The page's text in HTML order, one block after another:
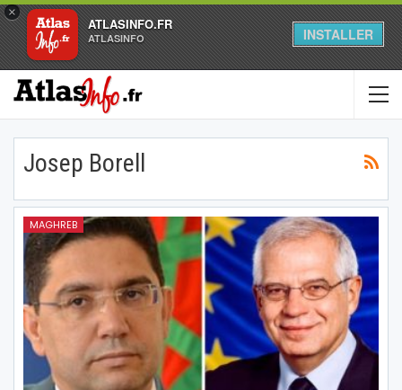
×
ATLASINFO.FR
ATLASINFO INSTALLER
Josep Borell
MAGHREB